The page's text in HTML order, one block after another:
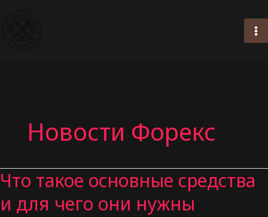
Новости Форекс
Что такое основные средства
и для чего они нужны